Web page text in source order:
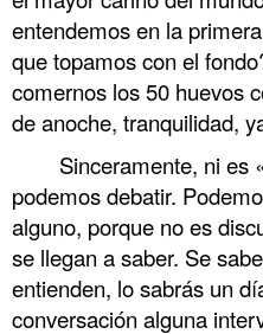
entendemos en la
que topamos con el
comernos los 50 huevos
de anoche, tranquilidad,
Sinceramente, ni es
podemos debatir.
alguno, porque no es
se llegan a saber. Se
entienden, lo sabrás un
conversación alguna